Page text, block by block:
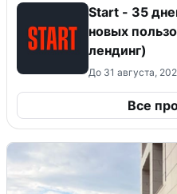
Start - 35
новых
лендинг)
До 31 августа,
Все